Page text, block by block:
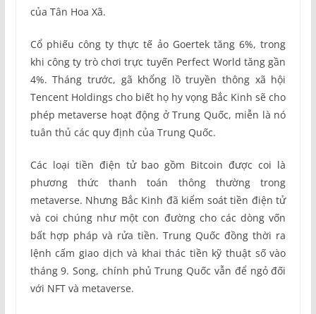
của Tân Hoa Xã.
Cổ phiếu công ty thực tế ảo Goertek tăng 6%, trong
khi công ty trò chơi trực tuyến Perfect World tăng gần
4%. Tháng trước, gã khổng lồ truyền thông xã hội
Tencent Holdings cho biết họ hy vọng Bắc Kinh sẽ cho
phép metaverse hoạt động ở Trung Quốc, miễn là nó
tuân thủ các quy định của Trung Quốc.
Các loại tiền điện tử bao gồm Bitcoin được coi là
phương thức thanh toán thông thường trong
metaverse. Nhưng Bắc Kinh đã kiểm soát tiền điện tử
và coi chúng như một con đường cho các dòng vốn
bất hợp pháp và rửa tiền. Trung Quốc đồng thời ra
lệnh cấm giao dịch và khai thác tiền kỹ thuật số vào
tháng 9. Song, chính phủ Trung Quốc vẫn để ngỏ đối
với NFT và metaverse.